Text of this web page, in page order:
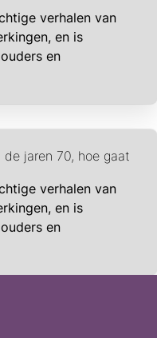
verhalen van
en is
en
jaren 70, hoe gaat
verhalen van
en is
en